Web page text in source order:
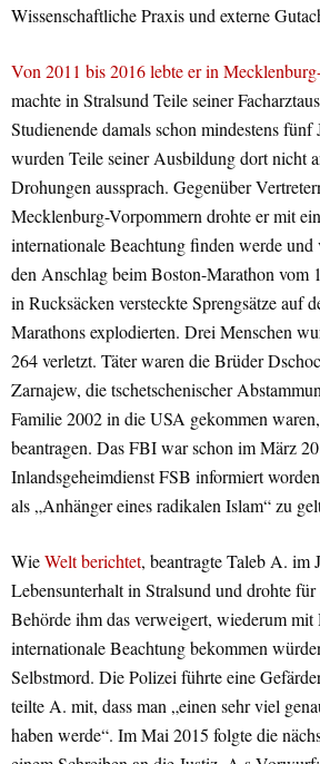
Wissenschaftliche Praxis und externe
Von 2011 bis 2016 lebte er in
machte in Stralsund Teile seiner
Studienende damals schon mindestens
wurden Teile seiner Ausbildung dort nicht
Drohungen aussprach. Gegenüber
Mecklenburg-Vorpommern drohte er mit
internationale Beachtung finden werde
den Anschlag beim Boston-Marathon vom
in Rucksäcken versteckte Sprengsätze auf
Marathons explodierten. Drei Menschen
264 verletzt. Täter waren die Brüder
Zarnajew, die tschetschenischer
Familie 2002 in die USA gekommen
beantragen. Das FBI war schon im März
Inlandsgeheimdienst FSB informiert
als „Anhänger eines radikalen Islam“ zu
WieWelt berichtet, beantragte Taleb A. im
Lebensunterhalt in Stralsund und drohte für
Behörde ihm das verweigert, wiederum
internationale Beachtung bekommen
Selbstmord. Die Polizei führte eine
teilte A. mit, dass man „einen sehr viel
haben werde“. Im Mai 2015 folgte die